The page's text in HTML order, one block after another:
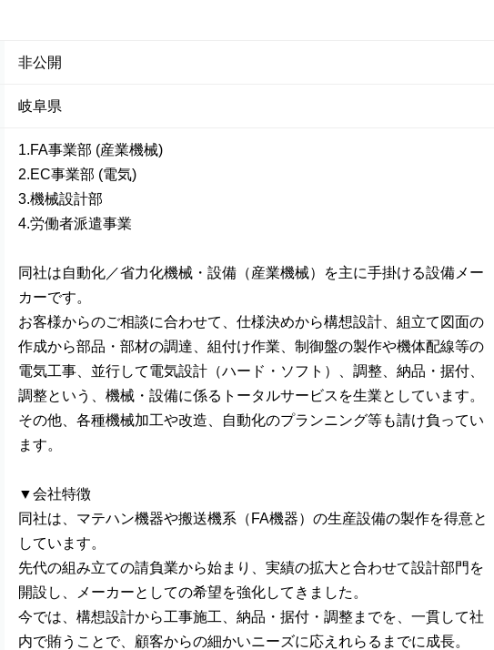
非公開
岐阜県
1.FA事業部 (産業機械)
2.EC事業部 (電気)
3.機械設計部
4.労働者派遣事業
同社は自動化／省力化機械・設備（産業機械）を主に手掛ける設備メー
カーです。
お客様からのご相談に合わせて、仕様決めから構想設計、組立て図面の
作成から部品・部材の調達、組付け作業、制御盤の製作や機体配線等の
電気工事、並行して電気設計（ハード・ソフト）、調整、納品・据付、
調整という、機械・設備に係るトータルサービスを生業としています。
その他、各種機械加工や改造、自動化のプランニング等も請け負ってい
ます。
▼会社特徴
同社は、マテハン機器や搬送機系（FA機器）の生産設備の製作を得意と
しています。
先代の組み立ての請負業から始まり、実績の拡大と合わせて設計部門を
開設し、メーカーとしての希望を強化してきました。
今では、構想設計から工事施工、納品・据付・調整までを、一貫して社
内で賄うことで、顧客からの細かいニーズに応えれらるまでに成長。